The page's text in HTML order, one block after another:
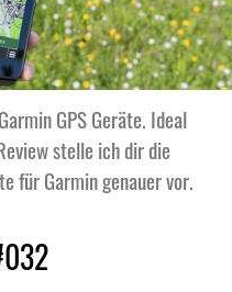
GPS Geräte. Ideal
stelle ich dir die
für Garmin genauer vor.